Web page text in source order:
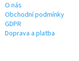
O nás
Obchodní podmínky
GDPR
Doprava a platba